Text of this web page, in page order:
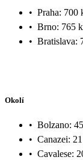
• Praha: 700
• Brno: 765
• Bratislava:
Okolí
• Bolzano:
• Canazei:
• Cavalese: